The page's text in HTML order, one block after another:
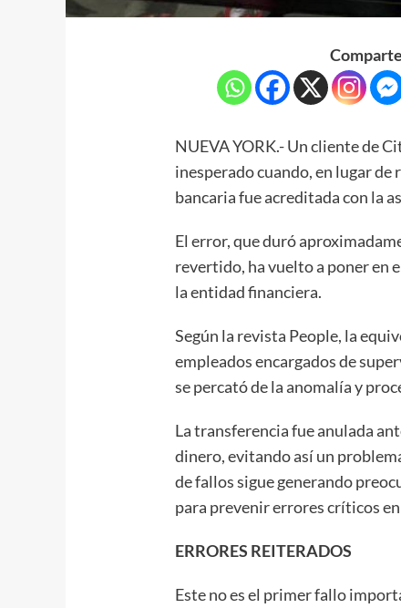
NUEVA YORK.- Un cliente de
inesperado cuando, en lugar de
bancaria fue acreditada con la
El error, que duró
revertido, ha vuelto a poner en
la entidad financiera.
Según la revista People, la
empleados encargados de
se percató de la anomalía y
La transferencia fue anulada
dinero, evitando así un
de fallos sigue generando
para prevenir errores críticos
ERRORES REITERADOS
Este no es el primer fallo